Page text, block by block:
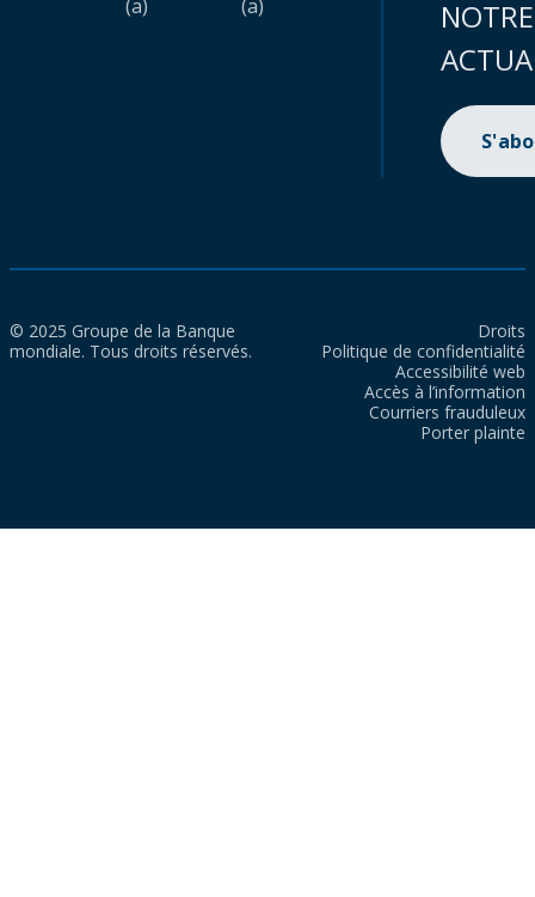
(a)
(a)
NOTRE
© 2025 Groupe de la Banque
mondiale. Tous droits réservés.
Droits
Politique de confidentialité
Accessibilité web
Accès à l’information
Courriers frauduleux
Porter plainte